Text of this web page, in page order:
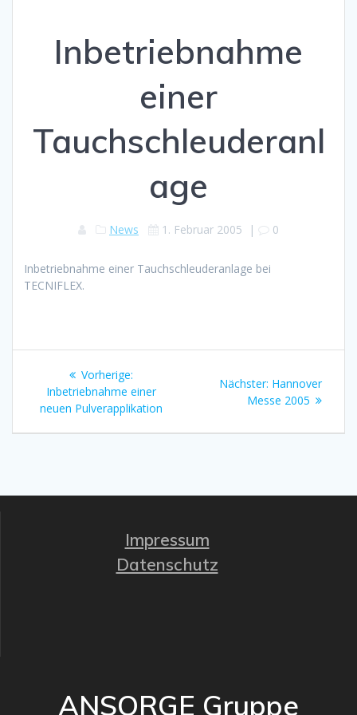
Inbetriebnahme
einer
Tauchschleuderanl
age
News 1. Februar 2005 | 0
Inbetriebnahme einer Tauchschleuderanlage bei
TECNIFLEX.
Beitragsnavigation
Vorherige:Vorheriger
Beitrag:
Inbetriebnahme einer
neuen Pulverapplikation
Nächster: Nächster
Beitrag:
Hannover
Messe 2005
Impressum
Datenschutz
ANSORGE Gruppe